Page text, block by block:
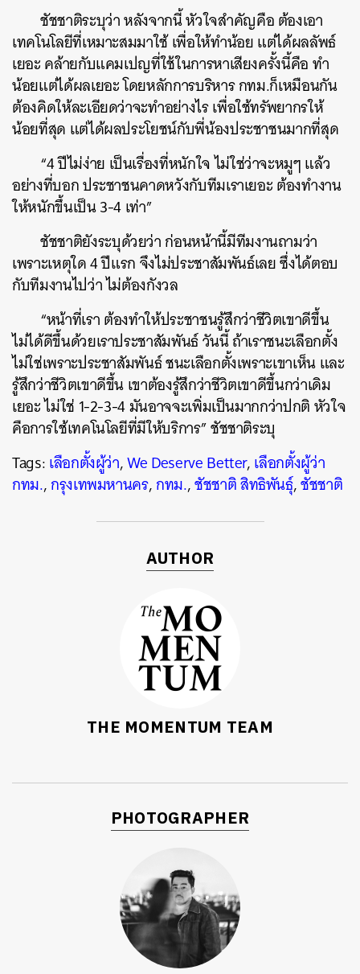
ชัชชาติระบุว่า หลังจากนี้ หัวใจสำคัญคือ ต้องเอา
เทคโนโลยีที่เหมาะสมมาใช้ เพื่อให้ทำน้อย แต่ได้ผลลัพธ์
เยอะ คล้ายกับแคมเปญที่ใช้ในการหาเสียงครั้งนี้คือ ทำ
น้อยแต่ได้ผลเยอะ โดยหลักการบริหาร กทม.ก็เหมือนกัน
ต้องคิดให้ละเอียดว่าจะทำอย่างไร เพื่อใช้ทรัพยากรให้
น้อยที่สุด แต่ได้ผลประโยชน์กับพี่น้องประชาชนมากที่สุด
“4 ปีไม่ง่าย เป็นเรื่องที่หนักใจ ไม่ใช่ว่าจะหมูๆ แล้ว
อย่างที่บอก ประชาชนคาดหวังกับทีมเราเยอะ ต้องทำงาน
ให้หนักขึ้นเป็น 3-4 เท่า”
ชัชชาติยังระบุด้วยว่า ก่อนหน้านี้มีทีมงานถามว่า
เพราะเหตุใด 4 ปีแรก จึงไม่ประชาสัมพันธ์เลย ซึ่งได้ตอบ
กับทีมงานไปว่า ไม่ต้องกังวล
“หน้าที่เรา ต้องทำให้ประชาชนรู้สึกว่าชีวิตเขาดีขึ้น
ไม่ได้ดีขึ้นด้วยเราประชาสัมพันธ์ วันนี้ ถ้าเราชนะเลือกตั้ง
ไม่ใช่เพราะประชาสัมพันธ์ ชนะเลือกตั้งเพราะเขาเห็น และ
รู้สึกว่าชีวิตเขาดีขึ้น เขาต้องรู้สึกว่าชีวิตเขาดีขึ้นกว่าเดิม
เยอะ ไม่ใช่ 1-2-3-4 มันอาจจะเพิ่มเป็นมากกว่าปกติ หัวใจ
คือการใช้เทคโนโลยีที่มีให้บริการ” ชัชชาติระบุ
Tags:เลือกตั้งผู้ว่า,We Deserve Better,เลือกตั้งผู้ว่า
กทม.,กรุงเทพมหานคร,กทม.,ชัชชาติ สิทธิพันธุ์,ชัชชาติ
AUTHOR
THE MOMENTUM TEAM
PHOTOGRAPHER
ค้นหา
SHARE TWEET LINE EMAIL